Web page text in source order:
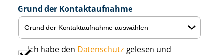
Grund der Kontaktaufnahme
Ich habe den Datenschutz gelesen und